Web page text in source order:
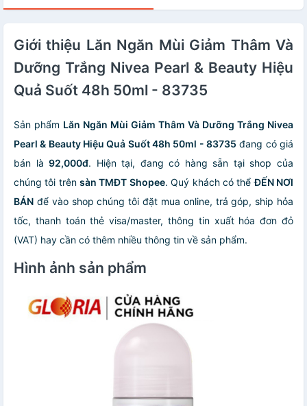
Giới thiệu Lăn Ngăn Mùi Giảm Thâm Và
Dưỡng Trắng Nivea Pearl & Beauty Hiệu
Quả Suốt 48h 50ml - 83735
Sản phẩm Lăn Ngăn Mùi Giảm Thâm Và Dưỡng Trắng Nivea
Pearl & Beauty Hiệu Quả Suốt 48h 50ml - 83735 đang có giá
bán là92,000đ. Hiện tại, đang có hàng sẵn tại shop của
chúng tôi trênsàn TMĐT Shopee. Quý khách có thểĐẾN NƠI
BÁN để vào shop chúng tôi đặt mua online, trả góp, ship hỏa
tốc, thanh toán thẻ visa/master, thông tin xuất hóa đơn đỏ
(VAT) hay cần có thêm nhiều thông tin về sản phẩm.
Hình ảnh sản phẩm